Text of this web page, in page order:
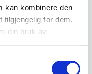
kan kombinere den
tilgjengelig for dem,
din bruk av